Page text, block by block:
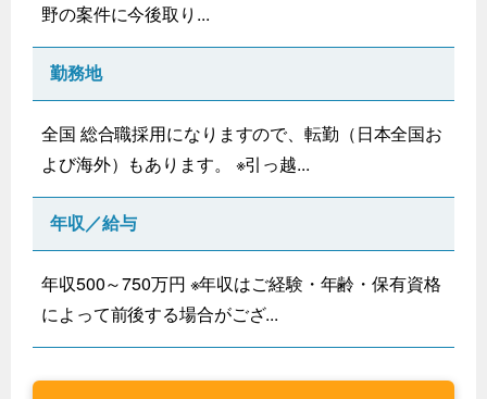
野の案件に今後取り...
勤務地
全国 総合職採用になりますので、転勤（日本全国お
よび海外）もあります。 ※引っ越...
年収／給与
年収500～750万円 ※年収はご経験・年齢・保有資格
によって前後する場合がござ...